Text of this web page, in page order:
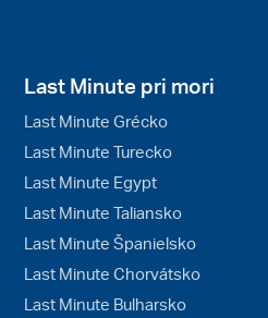
Last Minute pri mori
Last Minute Grécko
Last Minute Turecko
Last Minute Egypt
Last Minute Taliansko
Last Minute Španielsko
Last Minute Chorvátsko
Last Minute Bulharsko